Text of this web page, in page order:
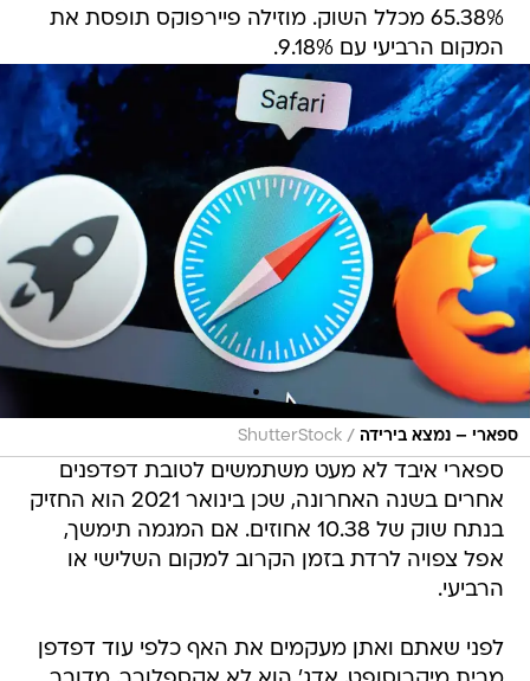
65.38% מכלל השוק. מוזילה פיירפוקס תופסת את
המקום הרביעי עם 9.18%.
ספארי – נמצא בירידה /
ShutterStock
ספארי איבד לא מעט משתמשים לטובת דפדפנים
אחרים בשנה האחרונה, שכן בינואר 2021 הוא החזיק
בנתח שוק של 10.38 אחוזים. אם המגמה תימשך,
אפל צפויה לרדת בזמן הקרוב למקום השלישי או
הרביעי.
לפני שאתם ואתן מעקמים את האף כלפי עוד דפדפן